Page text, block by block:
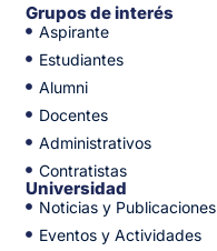
Grupos de interés
Aspirante
Estudiantes
Alumni
Docentes
Administrativos
Contratistas
Universidad
Noticias y Publicaciones
Eventos y Actividades